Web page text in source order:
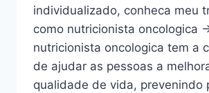
individualizado, conheca meu
como nutricionista oncologica
nutricionista oncologica tem a
de ajudar as pessoas a
qualidade de vida, prevenindo